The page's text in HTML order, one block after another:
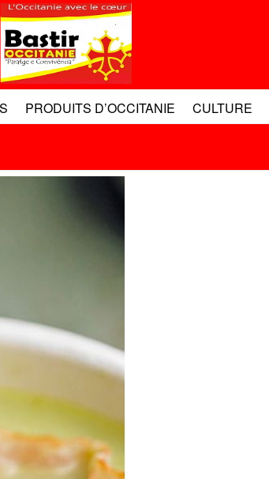
PRODUITS D’OCCITANIE CULTURE